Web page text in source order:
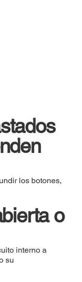
los botones,
o
interno a
su